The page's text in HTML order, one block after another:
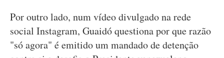
Por outro lado, num vídeo divulgado na rede
social Instagram, Guaidó questiona por que razão
"só agora" é emitido um mandado de detenção